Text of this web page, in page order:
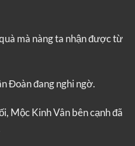
mà nàng ta nhận được từ
Đoàn đang nghi ngờ.
Mộc Kinh Vân bên cạnh đã